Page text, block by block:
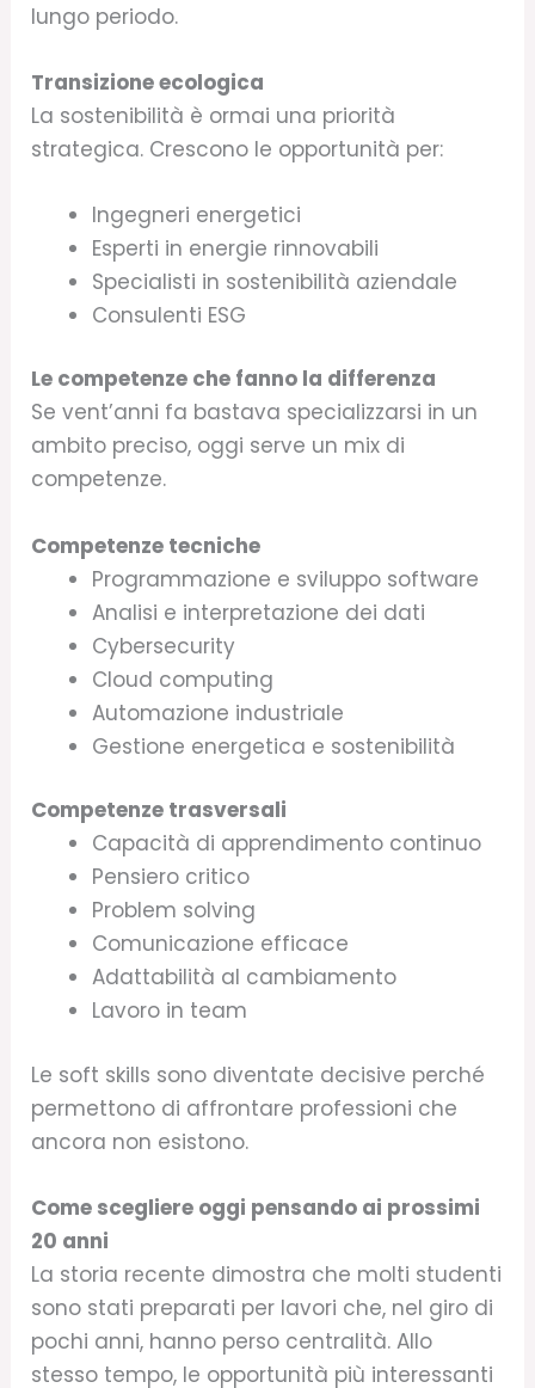
lungo periodo.
Transizione ecologica
La sostenibilità è ormai una priorità
strategica. Crescono le opportunità per:
Ingegneri energetici
Esperti in energie rinnovabili
Specialisti in sostenibilità aziendale
Consulenti ESG
Le competenze che fanno la differenza
Se vent’anni fa bastava specializzarsi in un
ambito preciso, oggi serve un mix di
competenze.
Competenze tecniche
Programmazione e sviluppo software
Analisi e interpretazione dei dati
Cybersecurity
Cloud computing
Automazione industriale
Gestione energetica e sostenibilità
Competenze trasversali
Capacità di apprendimento continuo
Pensiero critico
Problem solving
Comunicazione efficace
Adattabilità al cambiamento
Lavoro in team
Le soft skills sono diventate decisive perché
permettono di affrontare professioni che
ancora non esistono.
Come scegliere oggi pensando ai prossimi
20 anni
La storia recente dimostra che molti studenti
sono stati preparati per lavori che, nel giro di
pochi anni, hanno perso centralità. Allo
stesso tempo, le opportunità più interessanti